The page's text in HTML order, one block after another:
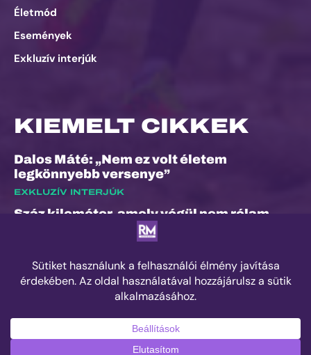
Életmód
Események
Exkluzív interjúk
KIEMELT CIKKEK
Dalos Máté: „Nem ez volt életem
legkönnyebb versenye”
EXKLUZÍV INTERJÚK
Száz kilométer, amely végül nem rólam
Kilian Jornet hiánya sem törheti meg a
Sierre-Zinal varázsát, izgalmas verseny
jöhet a négyezres csúcsok között
ESEMÉNYEK